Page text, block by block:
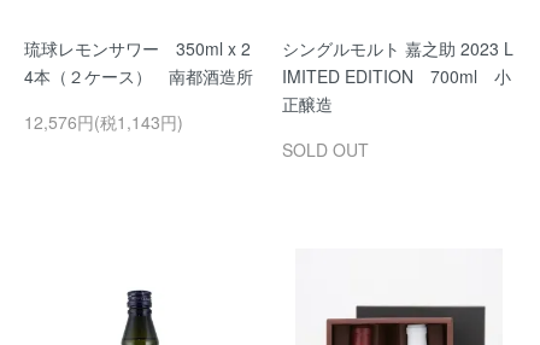
琉球レモンサワー 350ml x 2
4本（２ケース） 南都酒造所
12,576円(税1,143円)
シングルモルト 嘉之助 2023 L
IMITED EDITION 700ml 小
正醸造
SOLD OUT